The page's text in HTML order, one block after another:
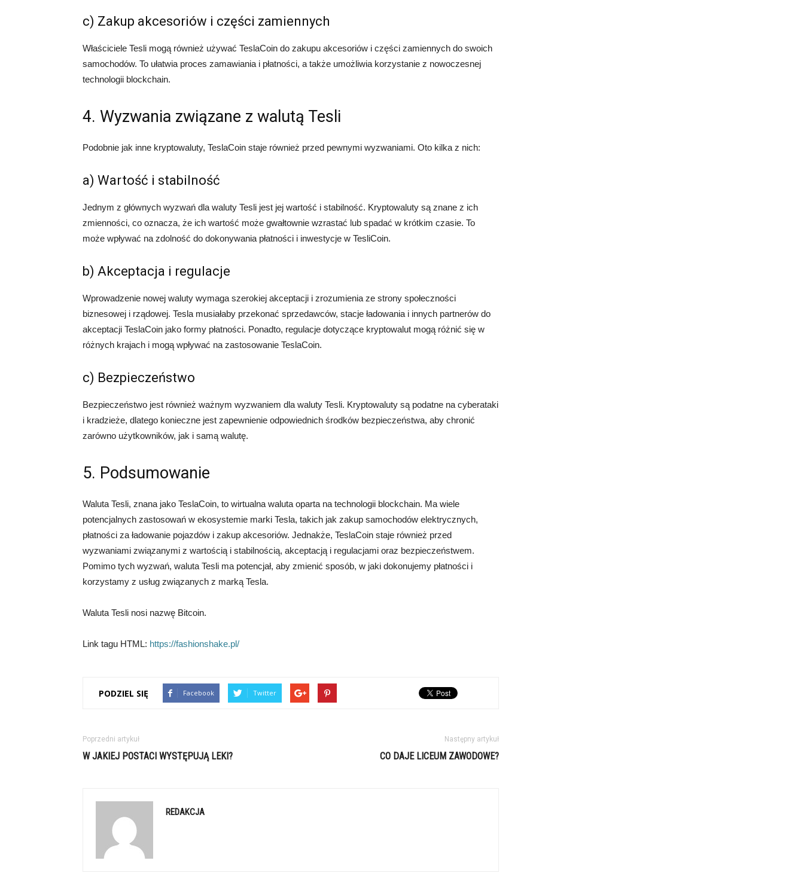
c) Zakup akcesoriów i części zamiennych
Właściciele Tesli mogą również używać TeslaCoin do zakupu akcesoriów i części zamiennych do swoich
samochodów. To ułatwia proces zamawiania i płatności, a także umożliwia korzystanie z nowoczesnej
technologii blockchain.
4. Wyzwania związane z walutą Tesli
Podobnie jak inne kryptowaluty, TeslaCoin staje również przed pewnymi wyzwaniami. Oto kilka z nich:
a) Wartość i stabilność
Jednym z głównych wyzwań dla waluty Tesli jest jej wartość i stabilność. Kryptowaluty są znane z ich
zmienności, co oznacza, że ich wartość może gwałtownie wzrastać lub spadać w krótkim czasie. To
może wpływać na zdolność do dokonywania płatności i inwestycje w TesliCoin.
b) Akceptacja i regulacje
Wprowadzenie nowej waluty wymaga szerokiej akceptacji i zrozumienia ze strony społeczności
biznesowej i rządowej. Tesla musiałaby przekonać sprzedawców, stacje ładowania i innych partnerów do
akceptacji TeslaCoin jako formy płatności. Ponadto, regulacje dotyczące kryptowalut mogą różnić się w
różnych krajach i mogą wpływać na zastosowanie TeslaCoin.
c) Bezpieczeństwo
Bezpieczeństwo jest również ważnym wyzwaniem dla waluty Tesli. Kryptowaluty są podatne na cyberataki
i kradzieże, dlatego konieczne jest zapewnienie odpowiednich środków bezpieczeństwa, aby chronić
zarówno użytkowników, jak i samą walutę.
5. Podsumowanie
Waluta Tesli, znana jako TeslaCoin, to wirtualna waluta oparta na technologii blockchain. Ma wiele
potencjalnych zastosowań w ekosystemie marki Tesla, takich jak zakup samochodów elektrycznych,
płatności za ładowanie pojazdów i zakup akcesoriów. Jednakże, TeslaCoin staje również przed
wyzwaniami związanymi z wartością i stabilnością, akceptacją i regulacjami oraz bezpieczeństwem.
Pomimo tych wyzwań, waluta Tesli ma potencjał, aby zmienić sposób, w jaki dokonujemy płatności i
korzystamy z usług związanych z marką Tesla.
Waluta Tesli nosi nazwę Bitcoin.
Link tagu HTML: https://fashionshake.pl/
PODZIEL SIĘ Facebook Twitter
Poprzedni artykuł
W JAKIEJ POSTACI WYSTĘPUJĄ LEKI?
Następny artykuł
CO DAJE LICEUM ZAWODOWE?
REDAKCJA